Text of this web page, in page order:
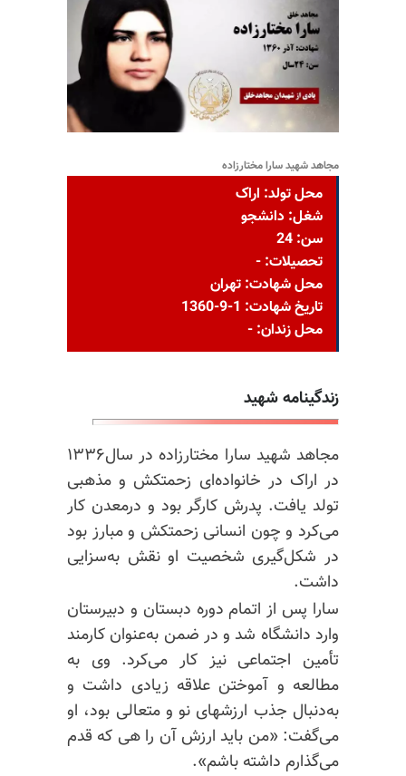
مجاهد شهید سارا مختارزاده
محل تولد: اراک
شغل: دانشجو
سن: 24
تحصیلات: -
محل شهادت: تهران
تاریخ شهادت: 1-9-1360
محل زندان: -
زندگینامه شهید
مجاهد شهید سارا مختارزاده در سال۱۳۳۶
در اراک در خانواده‌ای زحمتکش و مذهبی
تولد یافت. پدرش کارگر بود و درمعدن کار
می‌کرد و چون انسانی زحمتکش و مبارز بود
در شکل‌گیری شخصیت او نقش به‌سزایی
داشت.
سارا پس از اتمام دوره دبستان و دبیرستان
وارد دانشگاه شد و در ضمن به‌عنوان کارمند
تأمین اجتماعی نیز کار می‌کرد. وی به
مطالعه و آموختن علاقه زیادی داشت و
به‌دنبال جذب ارزشهای نو و متعالی بود، او
می‌گفت: «من باید ارزش آن را هی که قدم
می‌گذارم داشته باشم».